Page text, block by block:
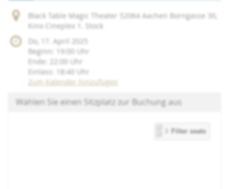
Black Table Magic Theater 52064 Aachen Borngasse 30,
Kino Cineplex 1. Stock
Do, 17. April 2025
Beginn:
19:00
Uhr
Ende:
22:00
Uhr
Einlass:
18:40
Uhr
Zum Kalender hinzufügen
Wählen Sie einen Sitzplatz zur Buchung aus